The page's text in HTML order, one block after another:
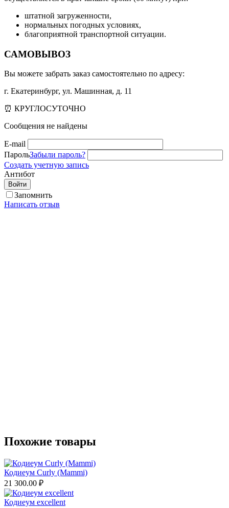
штатной загруженности,
нормальных погодных условиях,
благоприятной транспортной ситуации.
САМОВЫВОЗ
Вы можете забрать заказ самостоятельно по адресу:
г. Екатеринбург, ул. Машинная, д. 11
⏰ КРУГЛОСУТОЧНО
Сообщения не найдены
E-mail
ПарольЗабыли пароль?
Создать учетную запись
Антибот
Войти
Запомнить
Написать отзыв
Похожие товары
Кодиеум Curly (Mammi)
21 300.00 ₽
Кодиеум excellent